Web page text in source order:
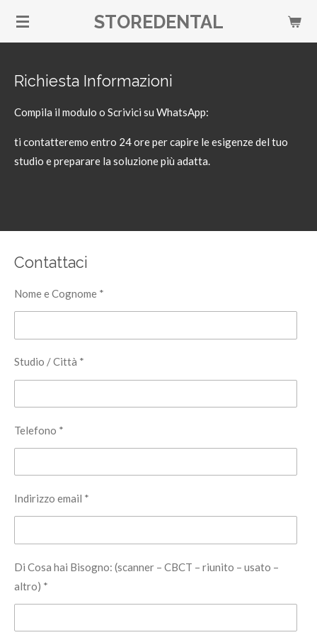
Vai
principale
STOREDENTAL
Richiesta Informazioni
Compila il modulo o Scrivici su WhatsApp:
ti contatteremo entro 24 ore per capire le esigenze del tuo
studio e preparare la soluzione più adatta.
Contattaci
Nome e Cognome *
Studio / Città *
Telefono *
Indirizzo email *
Di Cosa hai Bisogno: (scanner – CBCT – riunito – usato –
altro) *